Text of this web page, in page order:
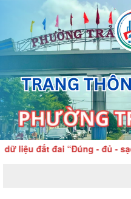
đai “Đúng - đủ - sạch -